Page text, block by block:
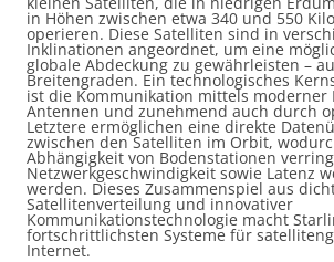
in Höhen zwischen etwa 340 und 550
operieren. Diese Satelliten sind in
Inklinationen angeordnet, um eine
globale Abdeckung zu gewährleisten –
Breitengraden. Ein technologisches
ist die Kommunikation mittels moderner
Antennen und zunehmend auch durch
Letztere ermöglichen eine direkte
zwischen den Satelliten im Orbit,
Abhängigkeit von Bodenstationen
Netzwerkgeschwindigkeit sowie Latenz
werden. Dieses Zusammenspiel aus
Satellitenverteilung und innovativer
Kommunikationstechnologie macht
fortschrittlichsten Systeme für
Internet.